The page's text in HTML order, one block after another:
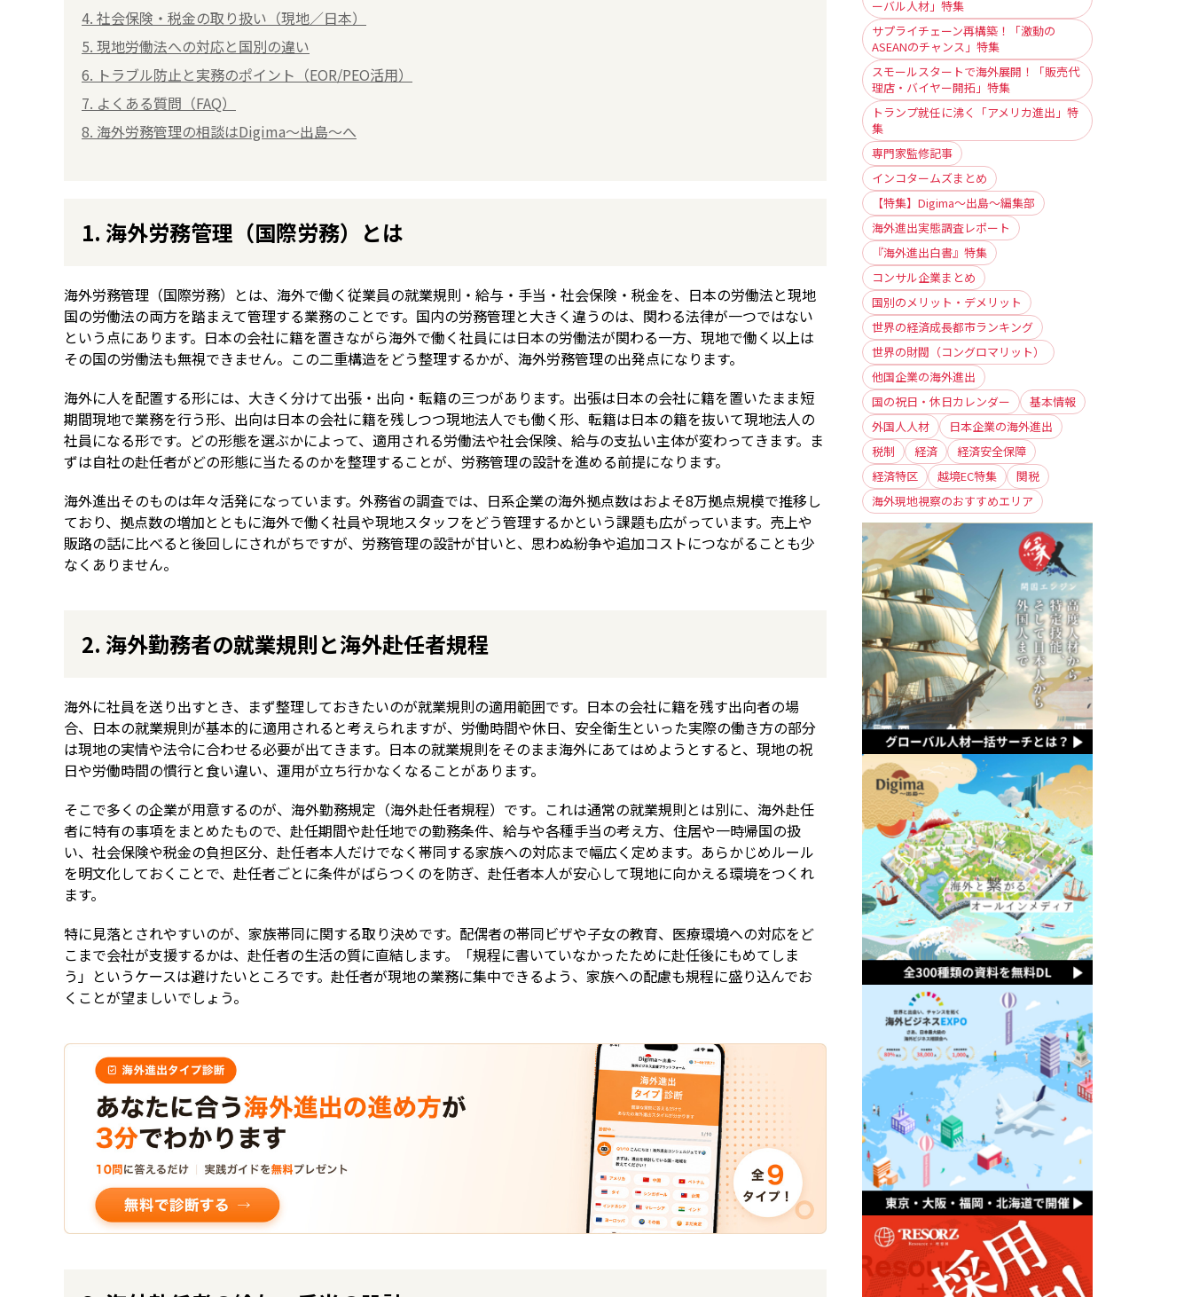
4. 社会保険・税金の取り扱い（現地／日本）
5. 現地労働法への対応と国別の違い
6. トラブル防止と実務のポイント（EOR/PEO活用）
7. よくある質問（FAQ）
8. 海外労務管理の相談はDigima〜出島〜へ
1. 海外労務管理（国際労務）とは
海外労務管理（国際労務）とは、海外で働く従業員の就業規則・給与・手当・社会保険・税金を、日本の労働法と現地
国の労働法の両方を踏まえて管理する業務のことです。国内の労務管理と大きく違うのは、関わる法律が一つではない
という点にあります。日本の会社に籍を置きながら海外で働く社員には日本の労働法が関わる一方、現地で働く以上は
その国の労働法も無視できません。この二重構造をどう整理するかが、海外労務管理の出発点になります。
海外に人を配置する形には、大きく分けて出張・出向・転籍の三つがあります。出張は日本の会社に籍を置いたまま短
期間現地で業務を行う形、出向は日本の会社に籍を残しつつ現地法人でも働く形、転籍は日本の籍を抜いて現地法人の
社員になる形です。どの形態を選ぶかによって、適用される労働法や社会保険、給与の支払い主体が変わってきます。ま
ずは自社の赴任者がどの形態に当たるのかを整理することが、労務管理の設計を進める前提になります。
海外進出そのものは年々活発になっています。外務省の調査では、日系企業の海外拠点数はおよそ8万拠点規模で推移し
ており、拠点数の増加とともに海外で働く社員や現地スタッフをどう管理するかという課題も広がっています。売上や
販路の話に比べると後回しにされがちですが、労務管理の設計が甘いと、思わぬ紛争や追加コストにつながることも少
なくありません。
2. 海外勤務者の就業規則と海外赴任者規程
海外に社員を送り出すとき、まず整理しておきたいのが就業規則の適用範囲です。日本の会社に籍を残す出向者の場
合、日本の就業規則が基本的に適用されると考えられますが、労働時間や休日、安全衛生といった実際の働き方の部分
は現地の実情や法令に合わせる必要が出てきます。日本の就業規則をそのまま海外にあてはめようとすると、現地の祝
日や労働時間の慣行と食い違い、運用が立ち行かなくなることがあります。
そこで多くの企業が用意するのが、海外勤務規定（海外赴任者規程）です。これは通常の就業規則とは別に、海外赴任
者に特有の事項をまとめたもので、赴任期間や赴任地での勤務条件、給与や各種手当の考え方、住居や一時帰国の扱
い、社会保険や税金の負担区分、赴任者本人だけでなく帯同する家族への対応まで幅広く定めます。あらかじめルール
を明文化しておくことで、赴任者ごとに条件がばらつくのを防ぎ、赴任者本人が安心して現地に向かえる環境をつくれ
ます。
特に見落とされやすいのが、家族帯同に関する取り決めです。配偶者の帯同ビザや子女の教育、医療環境への対応をど
こまで会社が支援するかは、赴任者の生活の質に直結します。「規程に書いていなかったために赴任後にもめてしま
う」というケースは避けたいところです。赴任者が現地の業務に集中できるよう、家族への配慮も規程に盛り込んでお
くことが望ましいでしょう。
ーバル人材」特集
サプライチェーン再構築！「激動の
ASEANのチャンス」特集
スモールスタートで海外展開！「販売代
理店・バイヤー開拓」特集
トランプ就任に沸く「アメリカ進出」特
集
専門家監修記事
インコタームズまとめ
【特集】Digima〜出島〜編集部
海外進出実態調査レポート
『海外進出白書』特集
コンサル企業まとめ
国別のメリット・デメリット
世界の経済成長都市ランキング
世界の財閥（コングロマリット）
他国企業の海外進出
国の祝日・休日カレンダー
基本情報
外国人人材
日本企業の海外進出
税制
経済
経済安全保障
経済特区
越境EC特集
関税
海外現地視察のおすすめエリア